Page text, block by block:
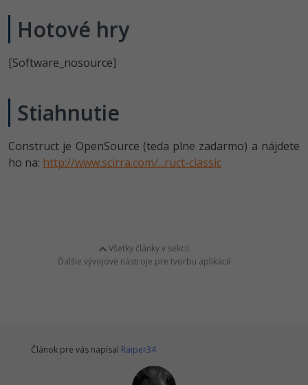
Hotové hry
[Software_nosource]
Stiahnutie
Construct je OpenSource (teda plne zadarmo) a nájdete
ho na: http://www.scirra.com/...ruct-classic
Všetky články v sekcii
Ďalšie vývojové nástroje pre tvorbu aplikácií
Článok pre vás napísal Raiper34